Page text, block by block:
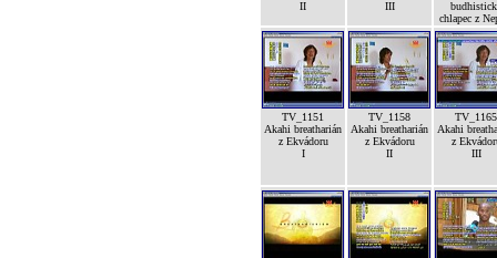
II III
chlapec z
TV_1151
Akahi breatharián
z Ekvádoru
I
TV_1158
Akahi breatharián
z Ekvádoru
II
TV_1165
Akahi
z
III